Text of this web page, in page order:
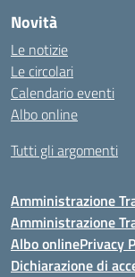
Novità
Le notizie
Le circolari
Calendario eventi
Albo online
Tutti gli argomenti
Amministrazione
Amministrazione
Albo onlinePrivacy
Dichiarazione di